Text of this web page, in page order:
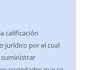
calificación
jurídico por el cual
suministrar